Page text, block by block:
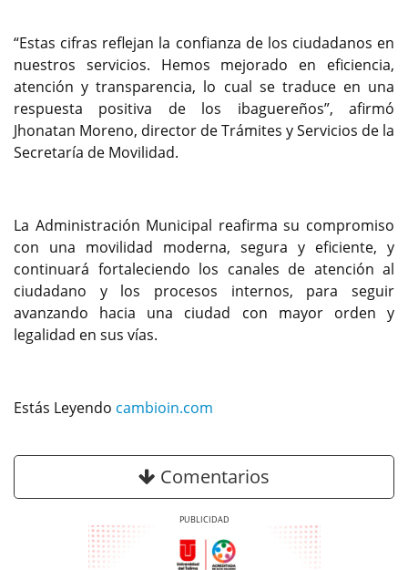
“Estas cifras reflejan la confianza de los ciudadanos en
nuestros servicios. Hemos mejorado en eficiencia,
atención y transparencia, lo cual se traduce en una
respuesta positiva de los ibaguereños”, afirmó
Jhonatan Moreno, director de Trámites y Servicios de la
Secretaría de Movilidad.
La Administración Municipal reafirma su compromiso
con una movilidad moderna, segura y eficiente, y
continuará fortaleciendo los canales de atención al
ciudadano y los procesos internos, para seguir
avanzando hacia una ciudad con mayor orden y
legalidad en sus vías.
Estás Leyendo cambioin.com
Comentarios